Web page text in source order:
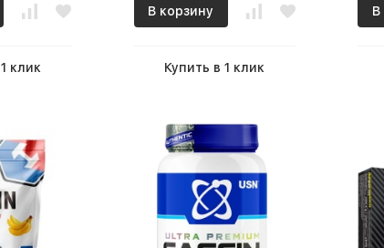
клик
В корзину
Купить в 1 клик
В